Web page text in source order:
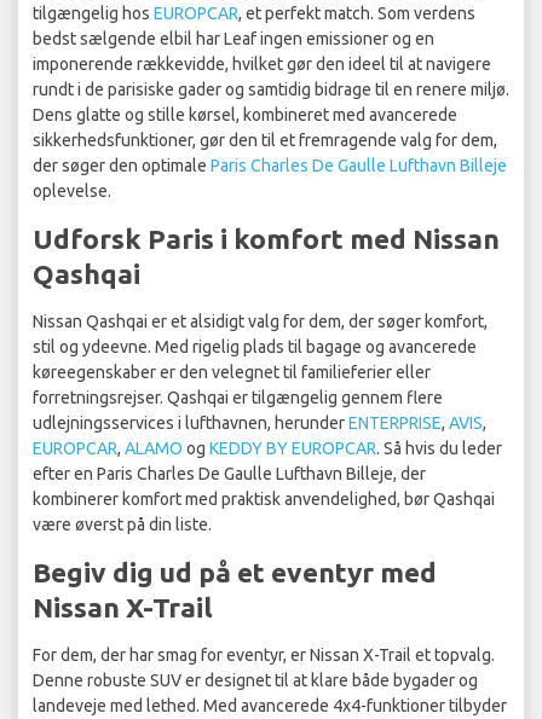
tilgængelig hos EUROPCAR, et perfekt match. Som verdens
bedst sælgende elbil har Leaf ingen emissioner og en
imponerende rækkevidde, hvilket gør den ideel til at navigere
rundt i de parisiske gader og samtidig bidrage til en renere miljø.
Dens glatte og stille kørsel, kombineret med avancerede
sikkerhedsfunktioner, gør den til et fremragende valg for dem,
der søger den optimale Paris Charles De Gaulle Lufthavn Billeje
oplevelse.
Udforsk Paris i komfort med Nissan
Qashqai
Nissan Qashqai er et alsidigt valg for dem, der søger komfort,
stil og ydeevne. Med rigelig plads til bagage og avancerede
køreegenskaber er den velegnet til familieferier eller
forretningsrejser. Qashqai er tilgængelig gennem flere
udlejningsservices i lufthavnen, herunderENTERPRISE, AVIS,
EUROPCAR, ALAMO og KEDDY BY EUROPCAR. Så hvis du leder
efter en Paris Charles De Gaulle Lufthavn Billeje, der
kombinerer komfort med praktisk anvendelighed, bør Qashqai
være øverst på din liste.
Begiv dig ud på et eventyr med
Nissan X-Trail
For dem, der har smag for eventyr, er Nissan X-Trail et topvalg.
Denne robuste SUV er designet til at klare både bygader og
landeveje med lethed. Med avancerede 4x4-funktioner tilbyder